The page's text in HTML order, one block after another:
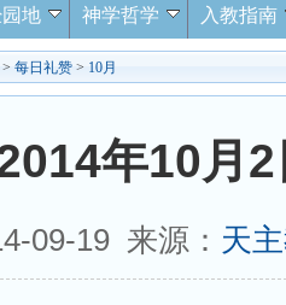
地 神学哲学 入教指南
> 每日礼赞 > 10月
年10月
09-19 来源： 天